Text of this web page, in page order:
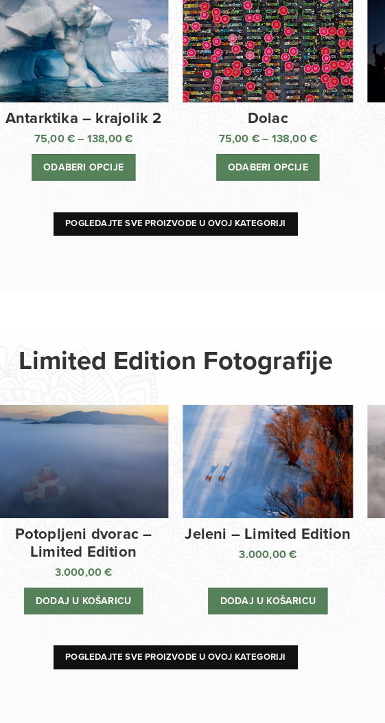
Antarktika – krajolik 2
75,00 € – 138,00€
138,00 €
ODABERI OPCIJE
Dolac
75,00 € – 138,00 €
cijena:
ODABERI OPCIJE
POGLEDAJTE SVE PROIZVODE U OVOJ KATEGORIJI
Limited Edition Fotografije
Potopljeni dvorac –
Limited Edition
3.000,00€
DODAJ U KOŠARICU
Jeleni – Limited Edition
3.000,00€
DODAJ U KOŠARICU
POGLEDAJTE SVE PROIZVODE U OVOJ KATEGORIJI